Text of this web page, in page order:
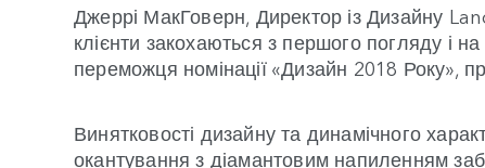
Джеррі МакГоверн, Директор із Дизайну
клієнти закохаються з першого погляду
переможця номінації «Дизайн 2018 Року»,
Винятковості дизайну та динамічного
окантування з діамантовим напиленням